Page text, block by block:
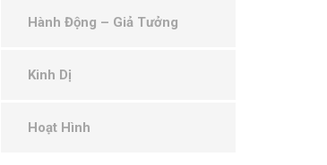
Hành Động – Giả Tưởng
Kinh Dị
Hoạt Hình